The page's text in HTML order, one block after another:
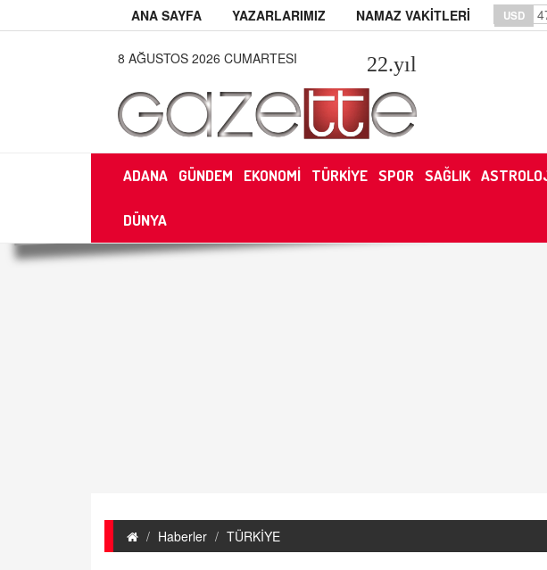
ANA SAYFA YAZARLARIMIZ NAMAZ VAKİTLERİ USD
8 AĞUSTOS 2026 CUMARTESI 22.yıl
ADANA GÜNDEM EKONOMİ TÜRKİYE SPOR SAĞLIK
DÜNYA
Haberler TÜRKİYE